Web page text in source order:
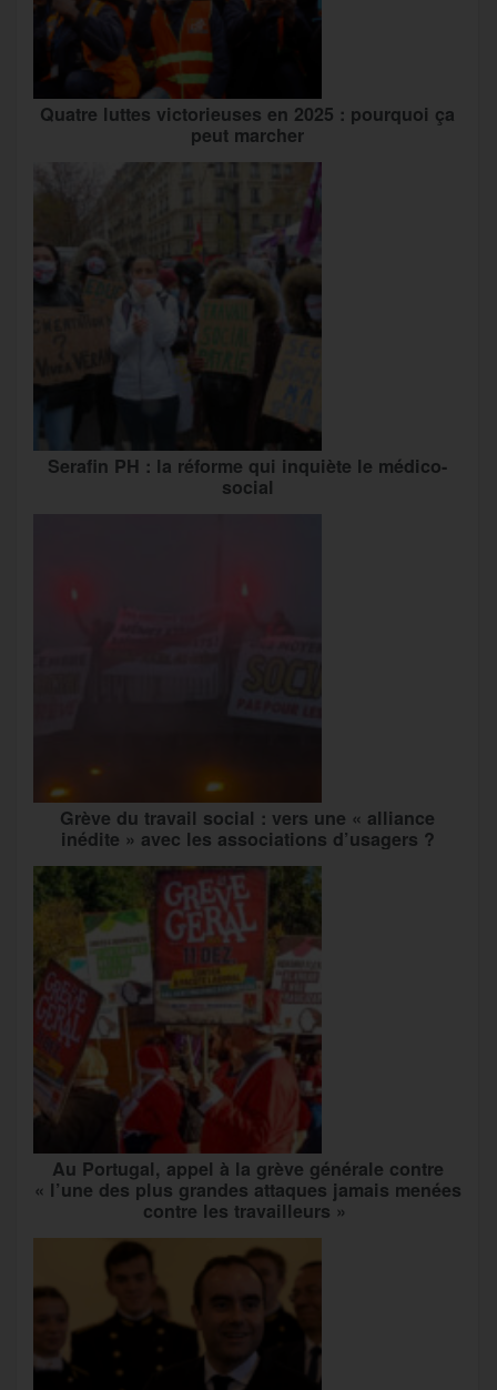
Quatre luttes victorieuses en 2025 : pourquoi ça
peut marcher
Serafin PH : la réforme qui inquiète le médico-
social
Grève du travail social : vers une « alliance
inédite » avec les associations d’usagers ?
Au Portugal, appel à la grève générale contre
« l’une des plus grandes attaques jamais menées
contre les travailleurs »